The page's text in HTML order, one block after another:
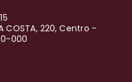
COSTA, 220, Centro -
000